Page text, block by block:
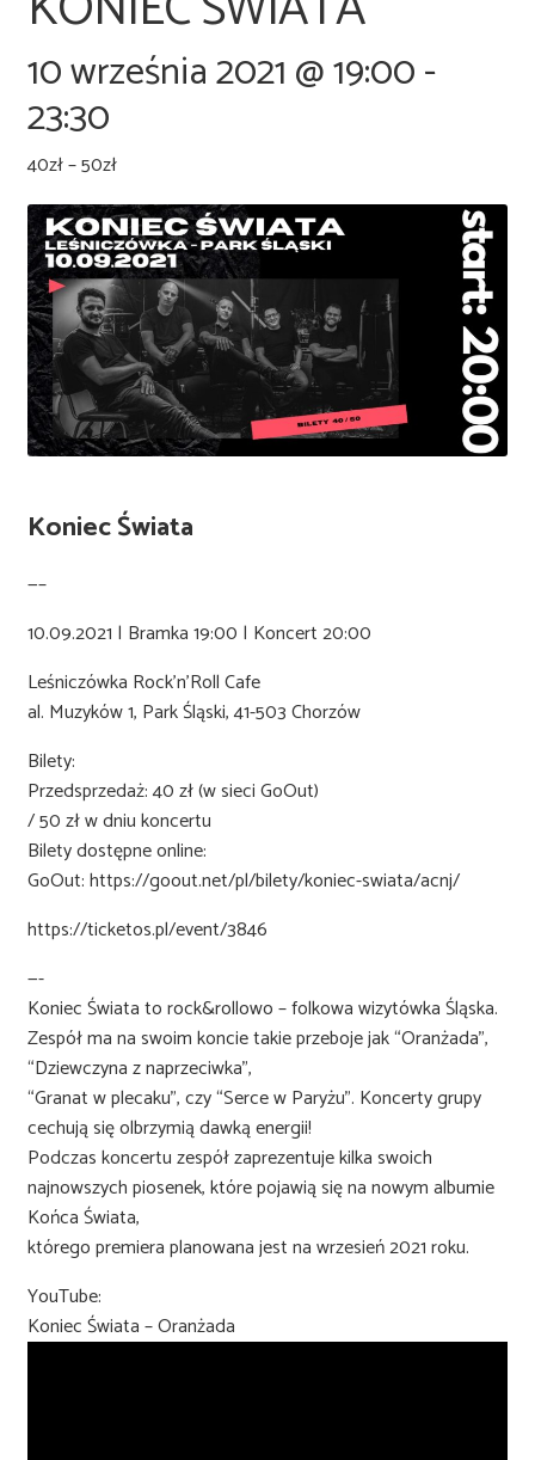
10 września 2021 @ 19:00-
23:30
40zł – 50zł
Koniec Świata
—–
10.09.2021 | Bramka 19:00 | Koncert 20:00
Leśniczówka Rock’n’Roll Cafe
al. Muzyków 1, Park Śląski, 41-503 Chorzów
Bilety:
Przedsprzedaż: 40 zł (w sieci GoOut)
/ 50 zł w dniu koncertu
Bilety dostępne online:
GoOut: https://goout.net/pl/bilety/koniec-swiata/acnj/
https://ticketos.pl/event/3846
—-
Koniec Świata to rock&rollowo – folkowa wizytówka Śląska.
Zespół ma na swoim koncie takie przeboje jak “Oranżada”,
“Dziewczyna z naprzeciwka”,
“Granat w plecaku”, czy “Serce w Paryżu”. Koncerty grupy
cechują się olbrzymią dawką energii!
Podczas koncertu zespół zaprezentuje kilka swoich
najnowszych piosenek, które pojawią się na nowym albumie
Końca Świata,
którego premiera planowana jest na wrzesień 2021 roku.
YouTube:
Koniec Świata – Oranżada